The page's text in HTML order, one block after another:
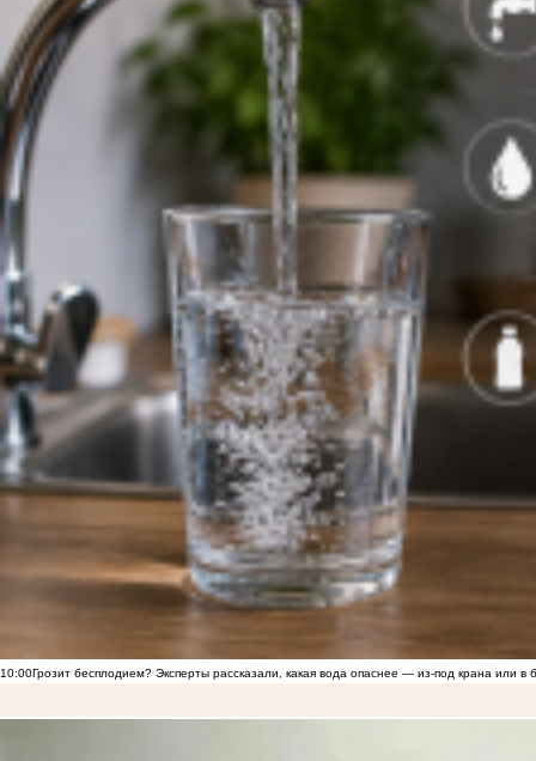
10:00Грозит бесплодием? Эксперты рассказали, какая вода опаснее — из-под крана или в